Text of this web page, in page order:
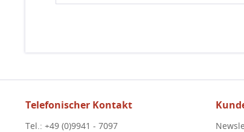
Telefonischer Kontakt
Tel.: +49 (0)9941 - 7097